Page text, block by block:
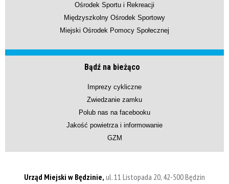
Ośrodek Sportu i Rekreacji
Międzyszkolny Ośrodek Sportowy
Miejski Ośrodek Pomocy Społecznej
Bądź na bieżąco
Imprezy cykliczne
Zwiedzanie zamku
Polub nas na facebooku
Jakość powietrza i informowanie
GZM
Urząd Miejski w Będzinie, ul. 11 Listopada 20, 42-500 Będzin